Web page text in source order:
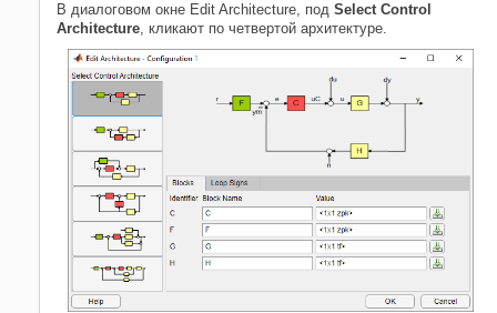
В диалоговом окне Edit Architecture, под Select Control
Architecture, кликают по четвертой архитектуре.